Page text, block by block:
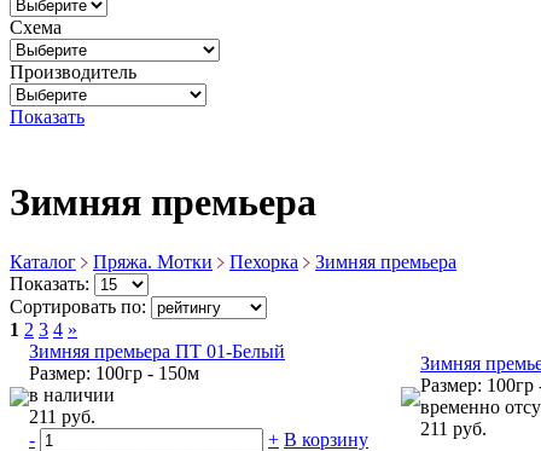
Схема
Производитель
Показать
Зимняя премьера
Каталог Пряжа. Мотки Пехорка
Зимняя премьера
Показать:
Сортировать по:
1 2 3 4 »
Зимняя премьера ПТ 01-Белый
Размер: 100гр - 150м
в наличии
211 руб.
-
+ В корзину
Зимняя
Размер: 100гр
временно
211 руб.